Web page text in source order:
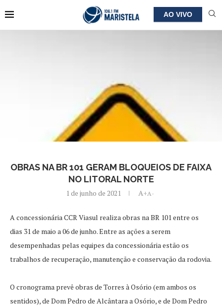
AO VIVO
OBRAS NA BR 101 GERAM BLOQUEIOS DE FAIXA
NO LITORAL NORTE
1 de junho de 2021 A+A-
A concessionária CCR Viasul realiza obras na BR 101 entre os
dias 31 de maio a 06 de junho. Entre as ações a serem
desempenhadas pelas equipes da concessionária estão os
trabalhos de recuperação, manutenção e conservação da rodovia.
O cronograma prevê obras de Torres à Osório (em ambos os
sentidos), de Dom Pedro de Alcântara a Osório, e de Dom Pedro